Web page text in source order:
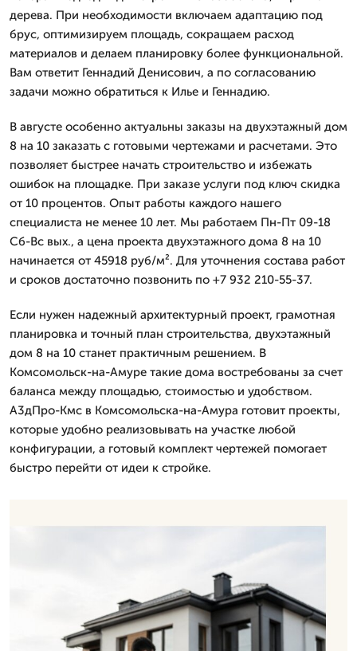
дерева. При необходимости включаем адаптацию под
брус, оптимизируем площадь, сокращаем расход
материалов и делаем планировку более функциональной.
Вам ответит Геннадий Денисович, а по согласованию
задачи можно обратиться к Илье и Геннадию.
В августе особенно актуальны заказы на двухэтажный дом
8 на 10 заказать с готовыми чертежами и расчетами. Это
позволяет быстрее начать строительство и избежать
ошибок на площадке. При заказе услуги под ключ скидка
от 10 процентов. Опыт работы каждого нашего
специалиста не менее 10 лет. Мы работаем Пн-Пт 09-18
Сб-Вс вых., а цена проекта двухэтажного дома 8 на 10
начинается от 45918 руб/м². Для уточнения состава работ
и сроков достаточно позвонить по +7 932 210-55-37.
Если нужен надежный архитектурный проект, грамотная
планировка и точный план строительства, двухэтажный
дом 8 на 10 станет практичным решением. В
Комсомольск-на-Амуре такие дома востребованы за счет
баланса между площадью, стоимостью и удобством.
А3дПро-Кмс в Комсомольска-на-Амура готовит проекты,
которые удобно реализовывать на участке любой
конфигурации, а готовый комплект чертежей помогает
быстро перейти от идеи к стройке.